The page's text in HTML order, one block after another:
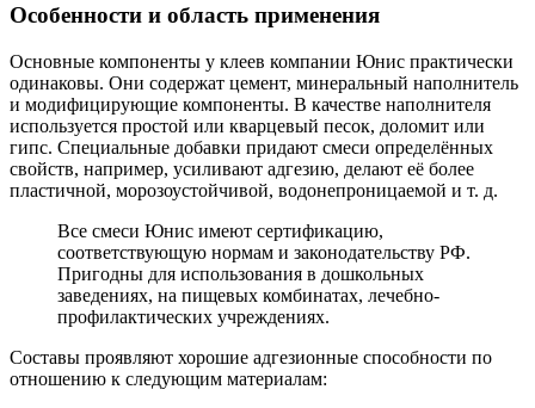
Особенности и область применения
Основные компоненты у клеев компании Юнис практически
одинаковы. Они содержат цемент, минеральный наполнитель
и модифицирующие компоненты. В качестве наполнителя
используется простой или кварцевый песок, доломит или
гипс. Специальные добавки придают смеси определённых
свойств, например, усиливают адгезию, делают её более
пластичной, морозоустойчивой, водонепроницаемой и т. д.
Все смеси Юнис имеют сертификацию,
соответствующую нормам и законодательству РФ.
Пригодны для использования в дошкольных
заведениях, на пищевых комбинатах, лечебно-
профилактических учреждениях.
Составы проявляют хорошие адгезионные способности по
отношению к следующим материалам: